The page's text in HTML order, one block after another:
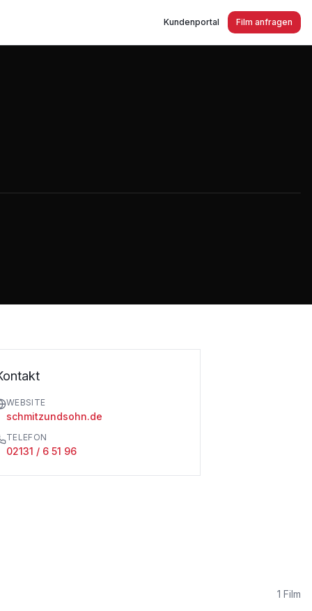
Kundenportal Film anfragen
WEBSITE
schmitzundsohn.de
TELEFON
02131 / 6 51 96
1 Film